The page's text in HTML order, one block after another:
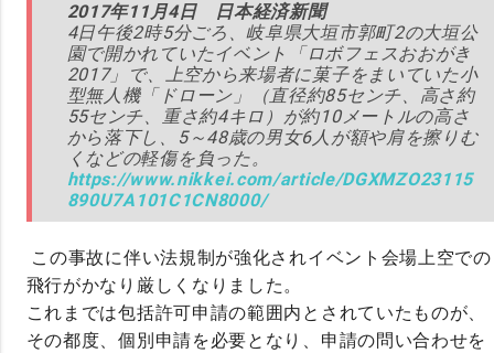
2017年11月4日 日本経済新聞
4日午後2時5分ごろ、岐阜県大垣市郭町2の大垣公
園で開かれていたイベント「ロボフェスおおがき
2017」で、上空から来場者に菓子をまいていた小
型無人機「ドローン」（直径約85センチ、高さ約
55センチ、重さ約4キロ）が約10メートルの高さ
から落下し、5～48歳の男女6人が額や肩を擦りむ
くなどの軽傷を負った。
https://www.nikkei.com/article/DGXMZO23115
890U7A101C1CN8000/
この事故に伴い法規制が強化されイベント会場上空での
飛行がかなり厳しくなりました。
これまでは包括許可申請の範囲内とされていたものが、
その都度、個別申請を必要となり、申請の問い合わせを